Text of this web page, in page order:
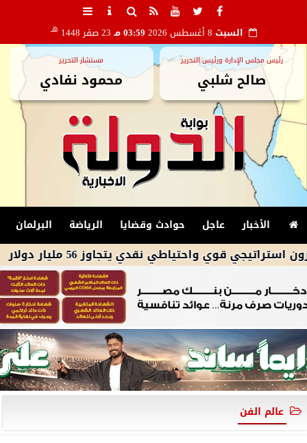
السبت 03:59 مـ 23 صفر 1448 هـ
رئيس مجلس الإدارة ورئيس التحرير
صالح شلبي
مستشار التحرير
محمود نفادي
الأخبار عاجل حوادث وقضايا الرياضة البرلمان
نقدي يتجاوز 56 مليار دولار
عالم الفن